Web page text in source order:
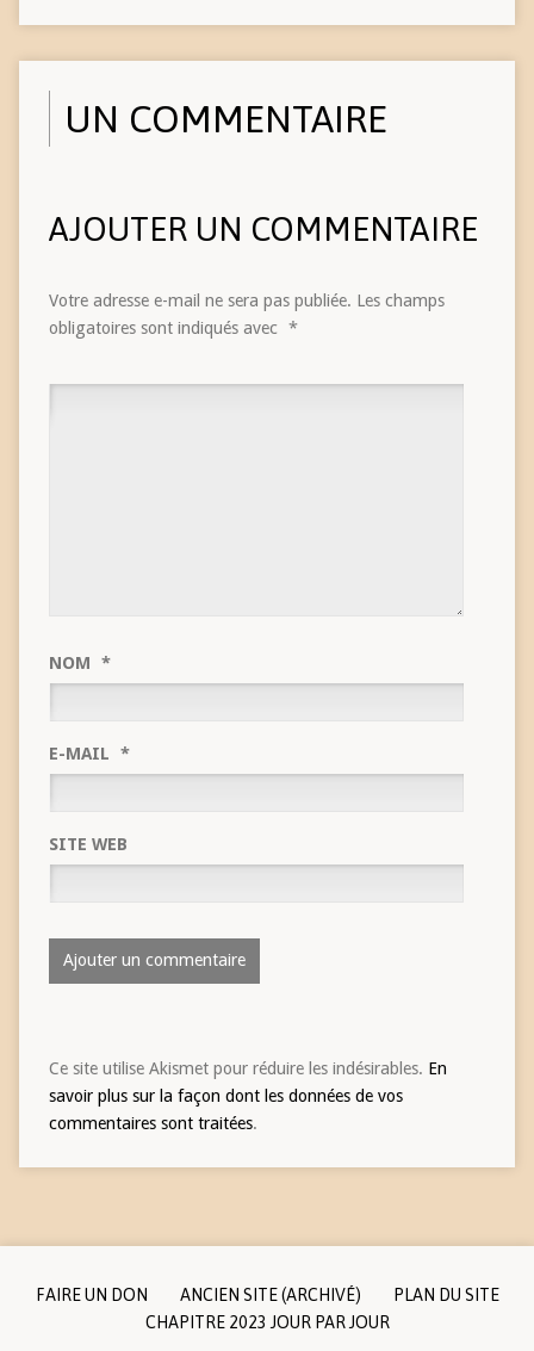
UN COMMENTAIRE
AJOUTER UN COMMENTAIRE
Votre adresse e-mail ne sera pas publiée. Les champs
obligatoires sont indiqués avec *
NOM *
E-MAIL *
SITE WEB
Ce site utilise Akismet pour réduire les indésirables. En
savoir plus sur la façon dont les données de vos
commentaires sont traitées.
FAIRE UN DON ANCIEN SITE (ARCHIVÉ)
PLAN DU SITE
CHAPITRE 2023 JOUR PAR JOUR